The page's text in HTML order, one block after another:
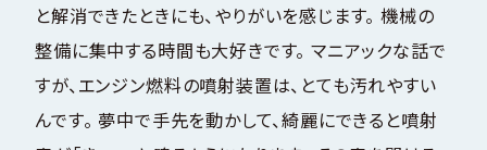
と解消できたときにも、やりがいを感じます。 機械の
整備に集中する時間も大好きです。 マニアックな話で
すが、エンジン燃料の噴射装置は、とても汚れやすい
んです。 夢中で手先を動かして、綺麗にできると噴射